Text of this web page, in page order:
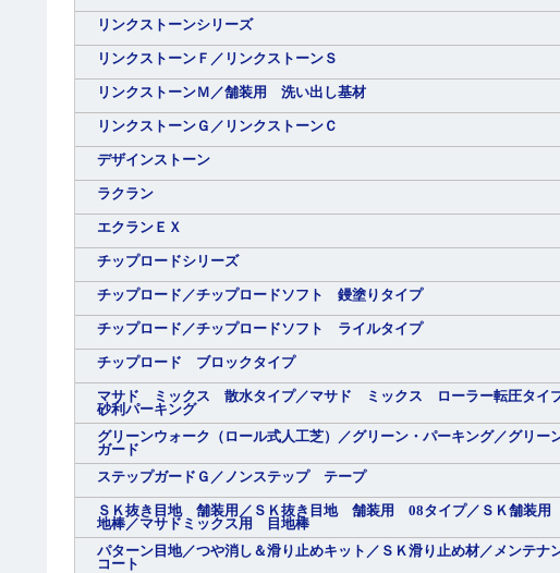
リンクストーンシリーズ
リンクストーンＦ／リンクストーンＳ
リンクストーンＭ／舗装用 洗い出し基材
リンクストーンＧ／リンクストーンＣ
デザインストーン
ラクラン
エクランＥＸ
チップロードシリーズ
チップロード／チップロードソフト 鏝塗りタイプ
チップロード／チップロードソフト ライルタイプ
チップロード ブロックタイプ
マサド ミックス 散水タイプ／マサド ミックス ローラー転圧タイ
砂利パーキング
グリーンウォーク（ロール式人工芝）／グリーン・パーキング／グリー
ガード
ステップガードＧ／ノンステップ テープ
ＳＫ抜き目地 舗装用／ＳＫ抜き目地 舗装用 08タイプ／ＳＫ舗装
地棒／マサドミックス用 目地棒
パターン目地／つや消し＆滑り止めキット／ＳＫ滑り止め材／メンテナ
コート